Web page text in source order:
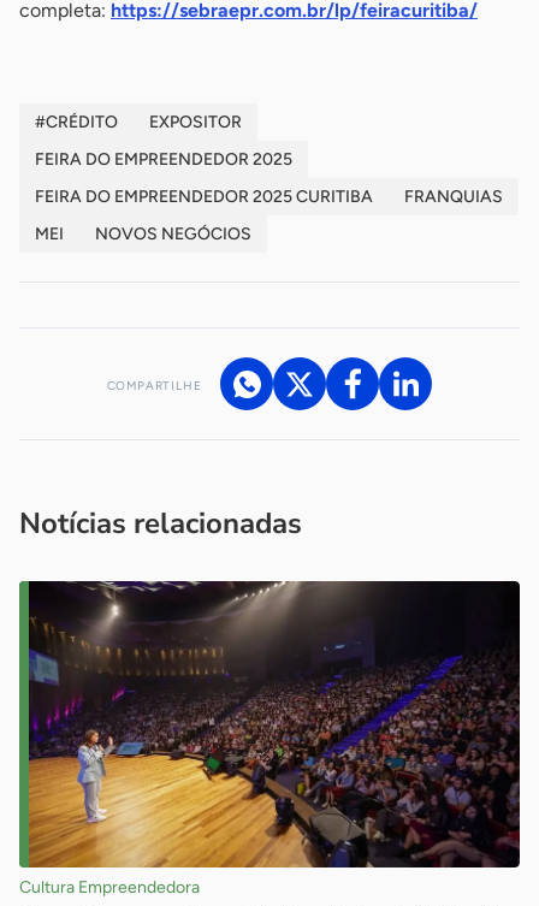
completa: https://sebraepr.com.br/lp/feiracuritiba/
#CRÉDITO
EXPOSITOR
FEIRA DO EMPREENDEDOR 2025
FEIRA DO EMPREENDEDOR 2025 CURITIBA
FRANQUIAS
MEI
NOVOS NEGÓCIOS
COMPARTILHE
Notícias relacionadas
Cultura Empreendedora